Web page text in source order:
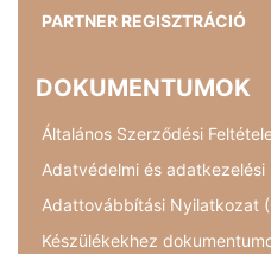
PARTNER REGISZTRÁCIÓ
DOKUMENTUMOK
Általános Szerződési
Adatvédelmi és adatkezelési
Adattovábbítási Nyilatkozat
Készülékekhez